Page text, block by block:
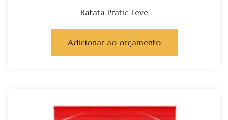
Batata Pratic Leve
Adicionar ao orçamento